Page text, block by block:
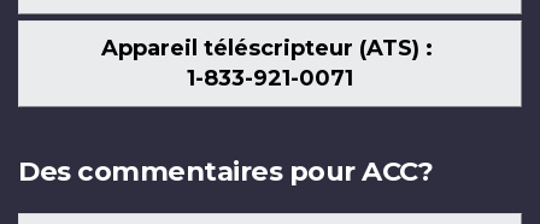
Appareil téléscripteur (ATS) :
1-833-921-0071
Des commentaires pour ACC?